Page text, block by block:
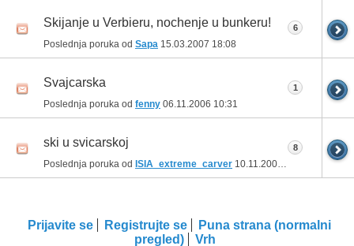
Skijanje u Verbieru, nochenje u bunkeru!
Poslednja poruka od Sapa 15.03.2007 18:08
6
Svajcarska
Poslednja poruka od fenny 06.11.2006 10:31
1
ski u svicarskoj
Poslednja poruka od ISIA_extreme_carver 10.11.2005 22:19
8
Prijavite se Registrujte se
Puna strana (normalni
pregled)
Vrh